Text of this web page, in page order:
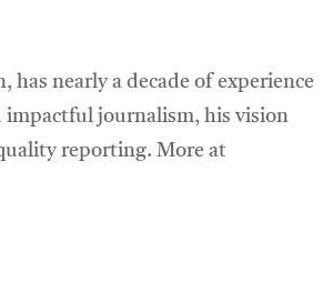
nearly a decade of experience
impactful journalism, his vision
reporting. More at